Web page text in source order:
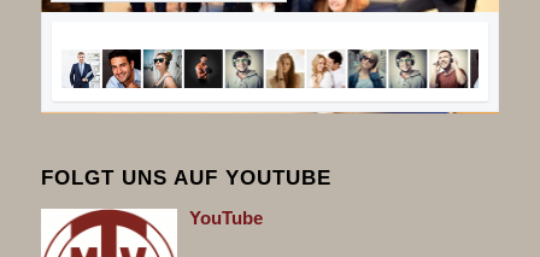
FOLGT UNS AUF YOUTUBE
YouTube